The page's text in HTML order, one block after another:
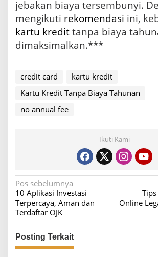
jebakan biaya tersembunyi.
mengikuti rekomendasi ini,
kartu kredittanpa biaya
dimaksimalkan.***
credit card
kartu kredit
Kartu Kredit Tanpa Biaya Tahunan
no annual fee
Ikuti Kami
N
a
v
g
Pos sebelumnya
10 Aplikasi Investasi
Terpercaya, Aman dan
Terdaftar OJK
Online
Posting Terkait